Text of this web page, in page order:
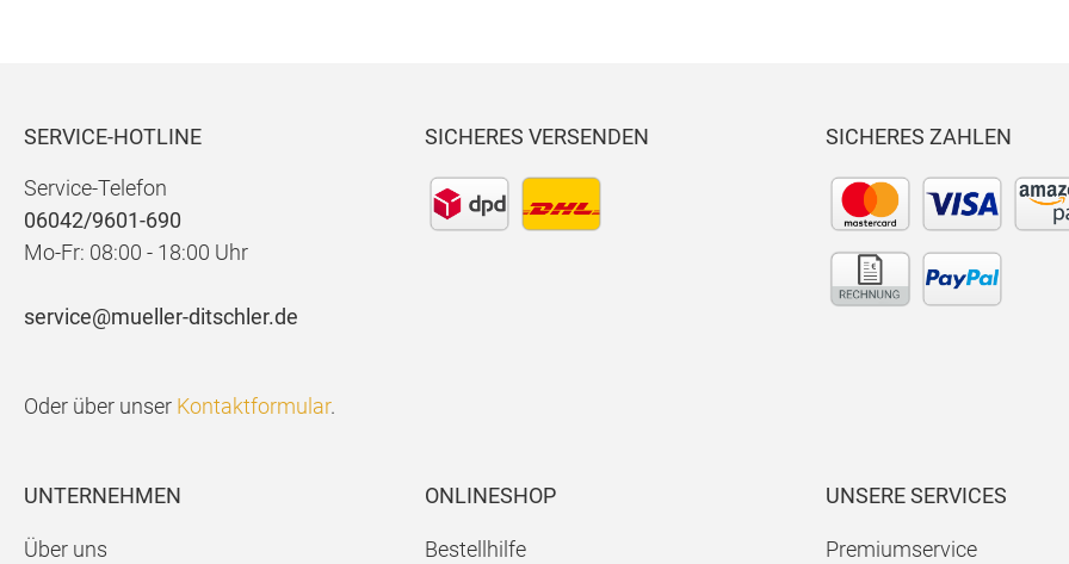
SERVICE-HOTLINE
Service-Telefon
06042/9601-690
Mo-Fr: 08:00 - 18:00 Uhr
service@mueller-ditschler.de
Oder über unser Kontaktformular.
SICHERES VERSENDEN SICHERES ZAHLEN
UNTERNEHMEN
Über uns
ONLINESHOP
Bestellhilfe
UNSERE SERVICES
Premiumservice